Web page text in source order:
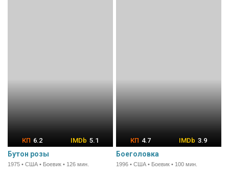
6.2 5.1
Бутон розы
1975 • США • Боевик • 126 мин.
4.7 3.9
Боеголовка
1996 • США • Боевик • 100 мин.